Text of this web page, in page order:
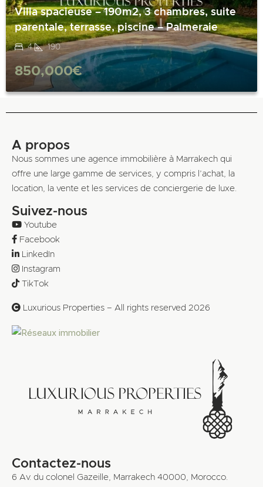
Villa spacieuse – 190m2, 3 chambres, suite
parentale, terrasse, piscine – Palmeraie
4 190
850,000€
A propos
Nous sommes une agence immobilière à Marrakech qui
offre une large gamme de services, y compris l’achat, la
location, la vente et les services de conciergerie de luxe.
Suivez-nous
Youtube
Facebook
LinkedIn
Instagram
TikTok
Luxurious Properties – All rights reserved 2026
Contactez-nous
6 Av. du colonel Gazeille, Marrakech 40000, Morocco.